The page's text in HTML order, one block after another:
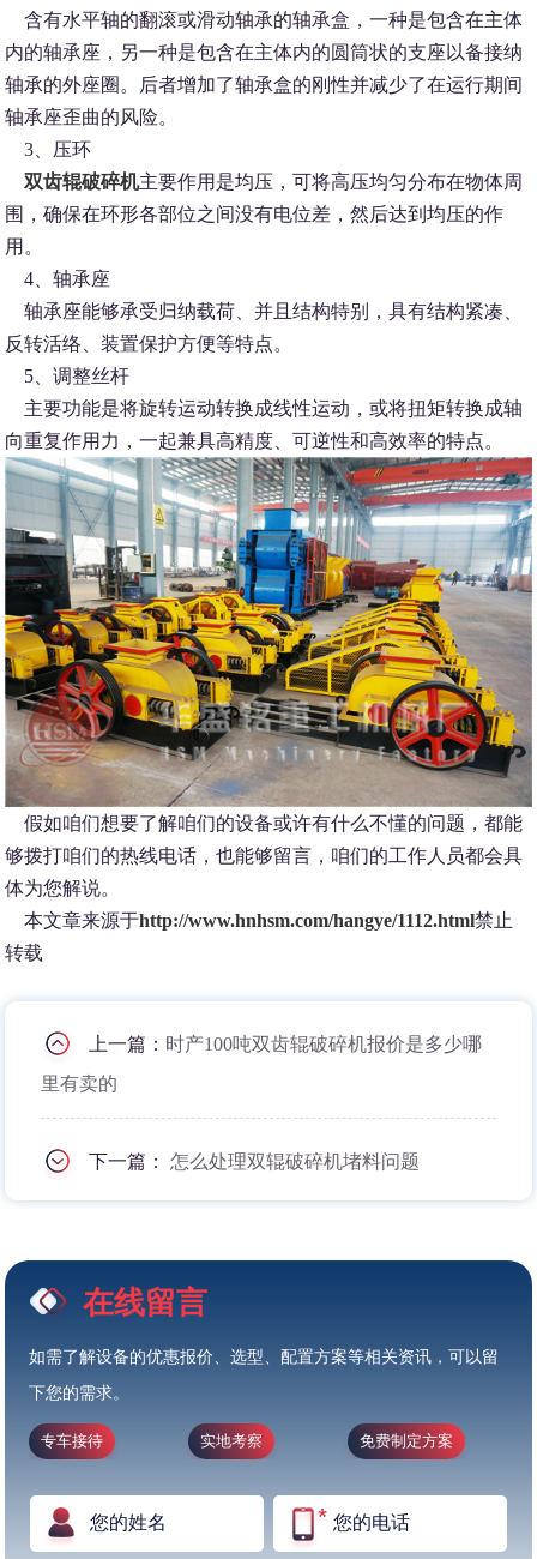
含有水平轴的翻滚或滑动轴承的轴承盒，一种是包含在主体
内的轴承座，另一种是包含在主体内的圆筒状的支座以备接纳
轴承的外座圈。后者增加了轴承盒的刚性并减少了在运行期间
轴承座歪曲的风险。
3、压环
双齿辊破碎机主要作用是均压，可将高压均匀分布在物体周
围，确保在环形各部位之间没有电位差，然后达到均压的作
用。
4、轴承座
轴承座能够承受归纳载荷、并且结构特别，具有结构紧凑、
反转活络、装置保护方便等特点。
5、调整丝杆
主要功能是将旋转运动转换成线性运动，或将扭矩转换成轴
向重复作用力，一起兼具高精度、可逆性和高效率的特点。
假如咱们想要了解咱们的设备或许有什么不懂的问题，都能
够拨打咱们的热线电话，也能够留言，咱们的工作人员都会具
体为您解说。
本文章来源于http://www.hnhsm.com/hangye/1112.html禁止
转载
上一篇： 时产100吨双齿辊破碎机报价是多少哪
里有卖的
下一篇：怎么处理双辊破碎机堵料问题
在线留言
如需了解设备的优惠报价、选型、配置方案等相关资讯，可以留
下您的需求。
专车接待 实地考察 免费制定方案